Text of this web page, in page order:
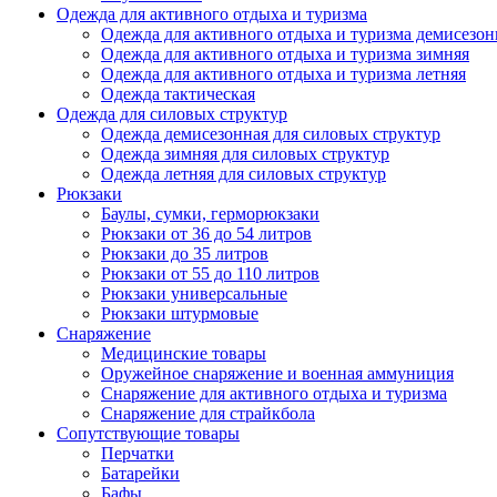
Одежда для активного отдыха и туризма
Одежда для активного отдыха и туризма
Одежда для активного отдыха и туризма зимняя
Одежда для активного отдыха и туризма летняя
Одежда тактическая
Одежда для силовых структур
Одежда демисезонная для силовых структур
Одежда зимняя для силовых структур
Одежда летняя для силовых структур
Рюкзаки
Баулы, сумки, герморюкзаки
Рюкзаки от 36 до 54 литров
Рюкзаки до 35 литров
Рюкзаки от 55 до 110 литров
Рюкзаки универсальные
Рюкзаки штурмовые
Снаряжение
Медицинские товары
Оружейное снаряжение и военная аммуниция
Снаряжение для активного отдыха и туризма
Снаряжение для страйкбола
Сопутствующие товары
Перчатки
Батарейки
Бафы